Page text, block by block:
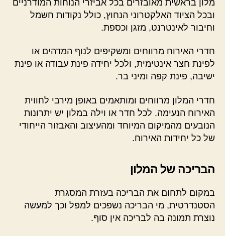
מלון בראשית מאובזרים בכל אביזרי הנוחות המודרניים
ובכל הציוד האלקטרוני הנחוץ, כולל נקודות חשמל
וחיבור לאינטרנט, מזגן וכספת.
חדרי האירוח מרווחים ומשקיפים לנוף המדהים או
לפינת חצר אינטימית, ולכל יחידה פינת עבודה או פינת
ישיבה, פינת קפה ומיני בר.
חדרי המלון מרווחים ומותאמים באופן מירבי לחווית
האירוח הנעימה. לכל חדר או וילה במלון יש יתרונות
הנובעים מהמיקום המיוחד ומהעיצוב והאבזור הייחודי
של כל יחידות האירוח.
הבריכה של המלון
במקום לתחום את הבריכה בעזרת המסגרת
הסטנדרטית, מי הבריכה נשפכים למפל וכך למעשה
נוצרת תמונה בה לבריכה אין סוף.